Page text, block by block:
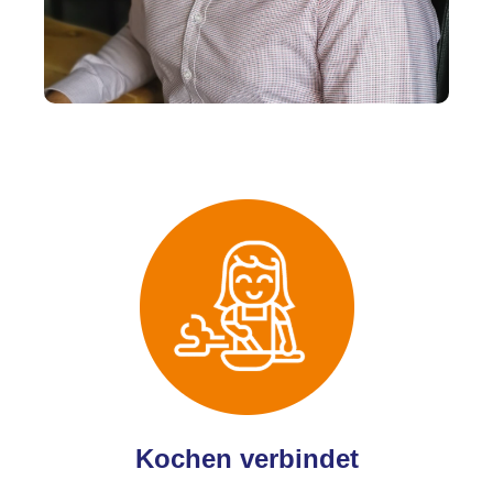
Kochen verbindet